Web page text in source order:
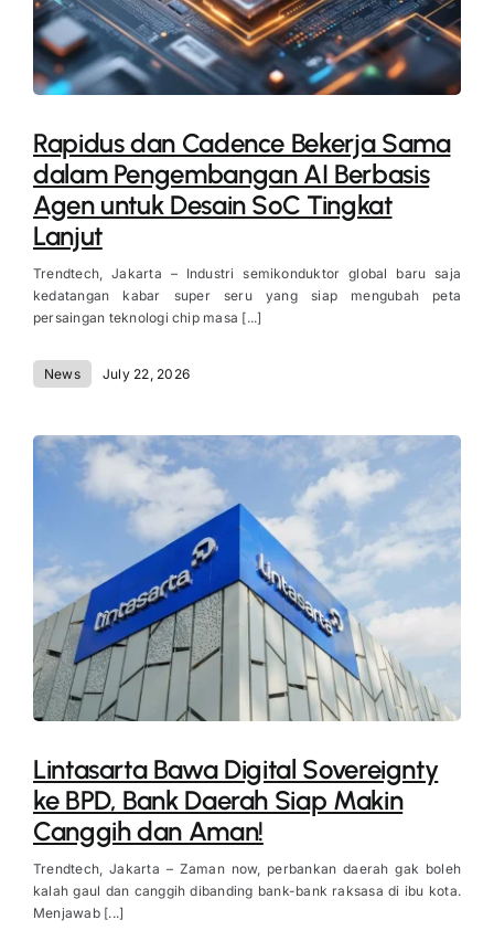
Rapidus dan Cadence Bekerja Sama
dalam Pengembangan AI Berbasis
Agen untuk Desain SoC Tingkat
Lanjut
Trendtech, Jakarta – Industri semikonduktor global baru saja
kedatangan kabar super seru yang siap mengubah peta
persaingan teknologi chip masa [...]
News July 22, 2026
Lintasarta Bawa Digital Sovereignty
ke BPD, Bank Daerah Siap Makin
Canggih dan Aman!
Trendtech, Jakarta – Zaman now, perbankan daerah gak boleh
kalah gaul dan canggih dibanding bank-bank raksasa di ibu kota.
Menjawab [...]